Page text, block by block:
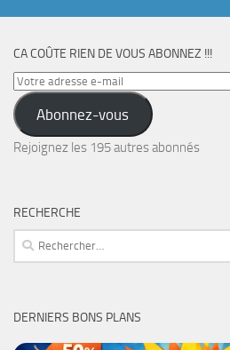
CA COÛTE RIEN DE VOUS ABONNEZ !!!
Votre
adresse
e-
mail
Abonnez-vous
Rejoignez les 195 autres abonnés
RECHERCHE
Rechercher :
DERNIERS BONS PLANS